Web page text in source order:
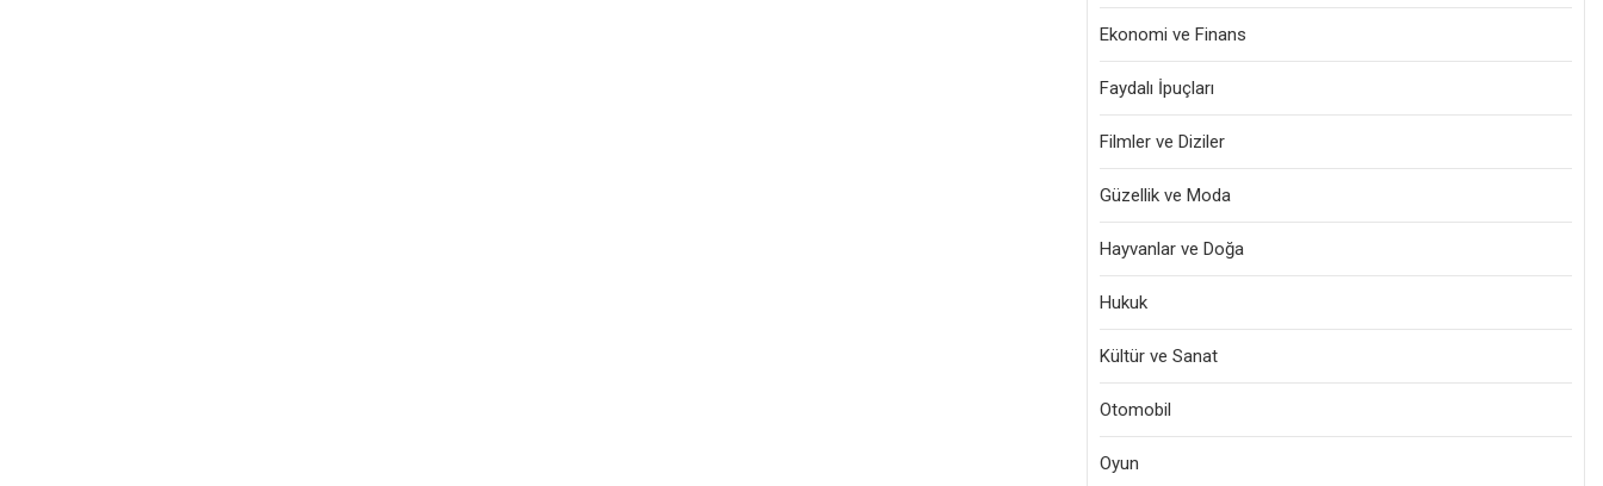
Ekonomi ve Finans
Faydalı İpuçları
Filmler ve Diziler
Güzellik ve Moda
Hayvanlar ve Doğa
Hukuk
Kültür ve Sanat
Otomobil
Oyun